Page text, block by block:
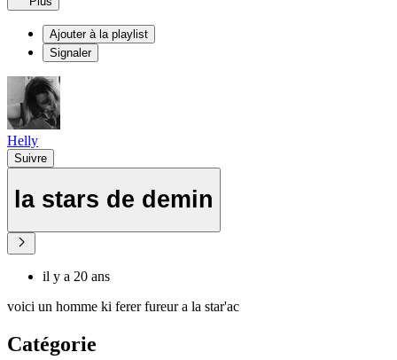
Ajouter à la playlist
Signaler
Helly
Suivre
la stars de demin
il y a 20 ans
voici un homme ki ferer fureur a la star'ac
Catégorie